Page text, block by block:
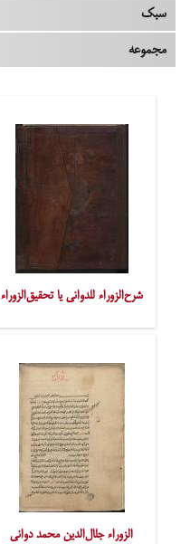
سبک
مجموعه
شرح‌الزوراء للدوانی یا تحقیق‌الزوراء
الزوراء جلال‌الدین محمد دوانی